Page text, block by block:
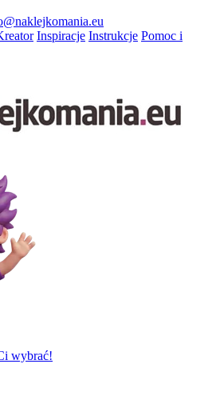
Inspiracje Instrukcje Pomoc i
wybrać!